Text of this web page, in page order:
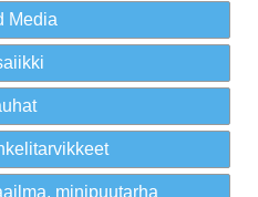
Media
minipuutarha